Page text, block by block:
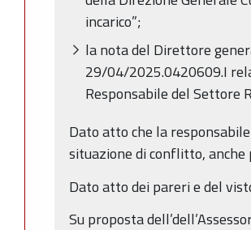
incarico”;
la nota del Direttore
29/04/2025.0420609.I
Responsabile del Settore
Dato atto che la
situazione di conflitto,
Dato atto dei pareri e del
Su proposta